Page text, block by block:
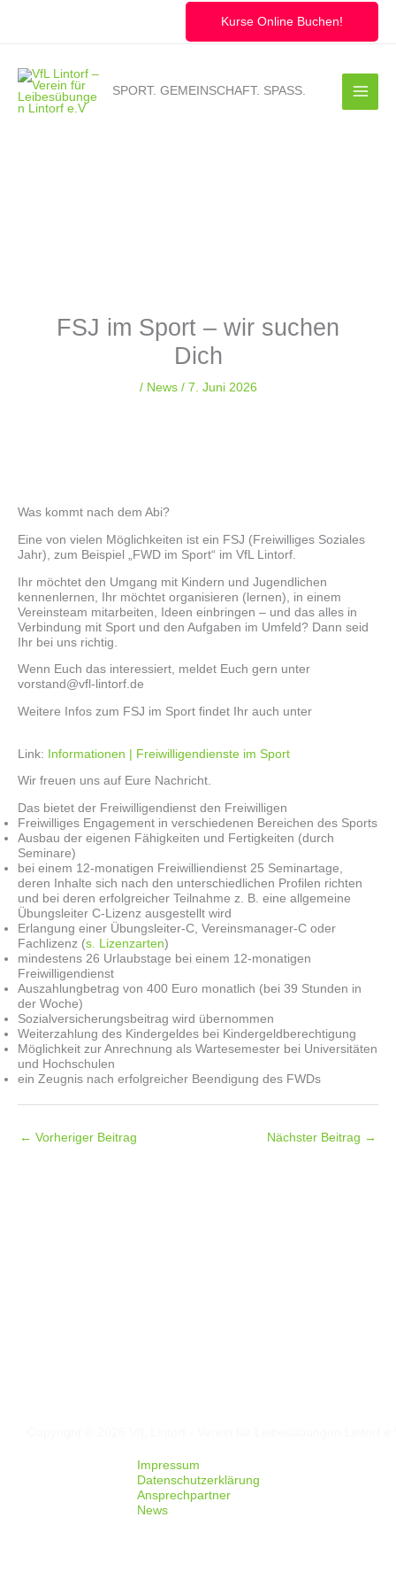
Kurse Online Buchen!
SPORT. GEMEINSCHAFT. SPASS.
FSJ im Sport – wir suchen
Dich
/ News/ 7. Juni 2026
Was kommt nach dem Abi?
Eine von vielen Möglichkeiten ist ein FSJ (Freiwilliges Soziales
Jahr), zum Beispiel „FWD im Sport“ im VfL Lintorf.
Ihr möchtet den Umgang mit Kindern und Jugendlichen
kennenlernen, Ihr möchtet organisieren (lernen), in einem
Vereinsteam mitarbeiten, Ideen einbringen – und das alles in
Verbindung mit Sport und den Aufgaben im Umfeld? Dann seid
Ihr bei uns richtig.
Wenn Euch das interessiert, meldet Euch gern unter
vorstand@vfl-lintorf.de
Weitere Infos zum FSJ im Sport findet Ihr auch unter
Link: ⁣Informationen | Freiwilligendienste im Sport
Wir freuen uns auf Eure Nachricht.
Das bietet der Freiwilligendienst den Freiwilligen
Freiwilliges Engagement in verschiedenen Bereichen des Sports
Ausbau der eigenen Fähigkeiten und Fertigkeiten (durch
Seminare)
bei einem 12-monatigen Freiwilliendienst 25 Seminartage,
deren Inhalte sich nach den unterschiedlichen Profilen richten
und bei deren erfolgreicher Teilnahme z. B. eine allgemeine
Übungsleiter C-Lizenz ausgestellt wird
Erlangung einer Übungsleiter-C, Vereinsmanager-C oder
Fachlizenz (s. Lizenzarten)
mindestens 26 Urlaubstage bei einem 12-monatigen
Freiwilligendienst
Auszahlungbetrag von 400 Euro monatlich (bei 39 Stunden in
der Woche)
Sozialversicherungsbeitrag wird übernommen
Weiterzahlung des Kindergeldes bei Kindergeldberechtigung
Möglichkeit zur Anrechnung als Wartesemester bei Universitäten
und Hochschulen
ein Zeugnis nach erfolgreicher Beendigung des FWDs
← Vorheriger Beitrag Nächster Beitrag →
Impressum
Datenschutzerklärung
Ansprechpartner
News